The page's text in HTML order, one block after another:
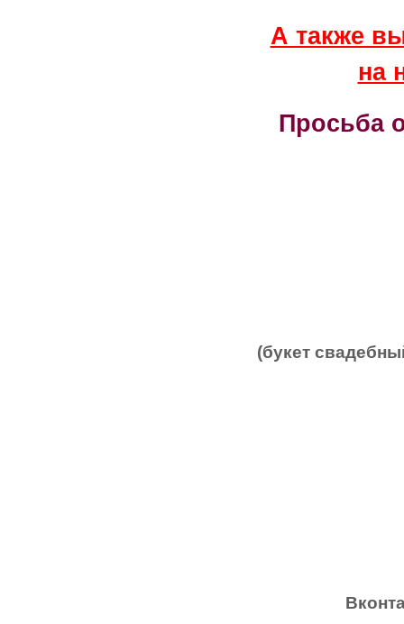
А также
на
Просьба
(букет